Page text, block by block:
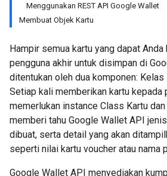
Menggunakan REST API Google Wallet
Membuat Objek Kartu
Hampir semua kartu yang dapat
pengguna akhir untuk disimpan di
ditentukan oleh dua komponen: Kelas
Setiap kali memberikan kartu kepada
memerlukan instance Class Kartu
memberi tahu Google Wallet API
dibuat, serta detail yang akan
seperti nilai kartu voucher atau nama
Google Wallet API menyediakan